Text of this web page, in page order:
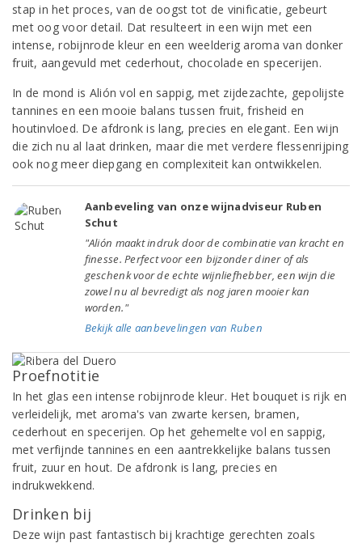
stap in het proces, van de oogst tot de vinificatie, gebeurt
met oog voor detail. Dat resulteert in een wijn met een
intense, robijnrode kleur en een weelderig aroma van donker
fruit, aangevuld met cederhout, chocolade en specerijen.
In de mond is Alión vol en sappig, met zijdezachte, gepolijste
tannines en een mooie balans tussen fruit, frisheid en
houtinvloed. De afdronk is lang, precies en elegant. Een wijn
die zich nu al laat drinken, maar die met verdere flessenrijping
ook nog meer diepgang en complexiteit kan ontwikkelen.
Aanbeveling van onze wijnadviseur Ruben
Schut
"Alión maakt indruk door de combinatie van kracht en
finesse. Perfect voor een bijzonder diner of als
geschenk voor de echte wijnliefhebber, een wijn die
zowel nu al bevredigt als nog jaren mooier kan
worden."
Bekijk alle aanbevelingen van Ruben
Proefnotitie
In het glas een intense robijnrode kleur. Het bouquet is rijk en
verleidelijk, met aroma's van zwarte kersen, bramen,
cederhout en specerijen. Op het gehemelte vol en sappig,
met verfijnde tannines en een aantrekkelijke balans tussen
fruit, zuur en hout. De afdronk is lang, precies en
indrukwekkend.
Drinken bij
Deze wijn past fantastisch bij krachtige gerechten zoals